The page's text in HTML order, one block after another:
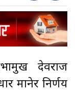
देवराज
मानेर निर्णय